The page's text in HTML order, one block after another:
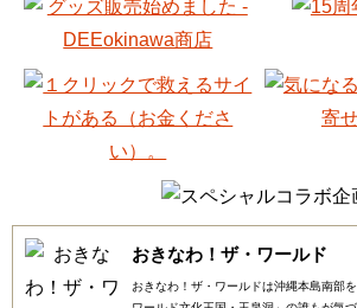
おきなわ！ザ・ワールド
おきなわ！ザ・ワールドは沖縄本島南部